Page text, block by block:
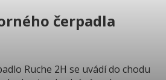
čerpadla
Ruche 2H se uvádí do chodu